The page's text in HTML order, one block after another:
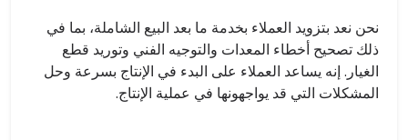
نحن نعد بتزويد العملاء بخدمة ما بعد البيع الشاملة، بما في
ذلك تصحيح أخطاء المعدات والتوجيه الفني وتوريد قطع
الغيار. إنه يساعد العملاء على البدء في الإنتاج بسرعة وحل
المشكلات التي قد يواجهونها في عملية الإنتاج.